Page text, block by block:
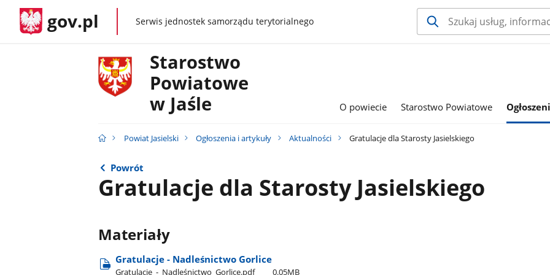
gov.pl gov.plSerwis jednostek samorządu terytorialnego
Starostwo
Powiatowe
w Jaśle
O powiecie Starostwo Powiatowe
Powiat Jasielski Ogłoszenia i artykuły Aktualności Gratulacje dla Starosty Jasielskiego
Powrót
Gratulacje dla Starosty Jasielskiego
Materiały
Gratulacje - Nadleśnictwo Gorlice
Gratulacje​_-​_Nadleśnictwo​_Gorlice.pdf 0.05MB